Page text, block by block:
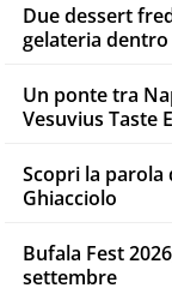
Due dessert
gelateria dentro
Un ponte tra
Vesuvius Taste
Scopri la parola
Ghiacciolo
Bufala Fest
settembre